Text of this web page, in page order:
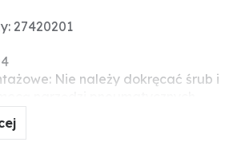
27420201
Nie należy dokręcać śrub i
to prowadzić do uszkodzenia części
naprężeniowe).